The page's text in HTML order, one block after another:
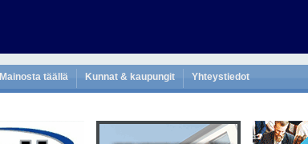
Mainosta täällä Kunnat & kaupungit Yhteystiedot